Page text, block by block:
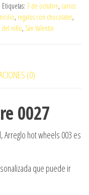
Etiquetas: 3 de octubre, carros
, regalos con chocolates,
del niño, San Valentin
(0)
0027
Arreglo hot wheels 003 es
que puede ir